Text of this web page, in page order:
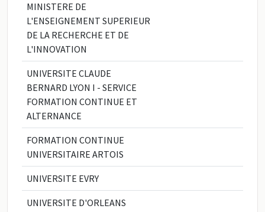
MINISTERE DE
L'ENSEIGNEMENT SUPERIEUR
DE LA RECHERCHE ET DE
L'INNOVATION
UNIVERSITE CLAUDE
BERNARD LYON I - SERVICE
FORMATION CONTINUE ET
ALTERNANCE
FORMATION CONTINUE
UNIVERSITAIRE ARTOIS
UNIVERSITE EVRY
UNIVERSITE D'ORLEANS